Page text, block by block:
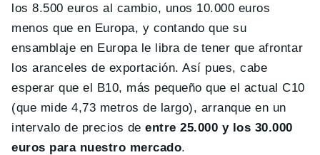
los 8.500 euros al cambio, unos 10.000 euros
menos que en Europa, y contando que su
ensamblaje en Europa le libra de tener que afrontar
los aranceles de exportación. Así pues, cabe
esperar que el B10, más pequeño que el actual C10
(que mide 4,73 metros de largo), arranque en un
intervalo de precios deentre 25.000 y los 30.000
euros para nuestro mercado.